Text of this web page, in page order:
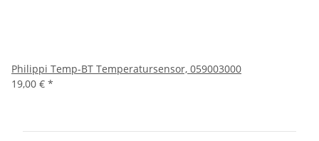
Philippi Temp-BT Temperatursensor, 059003000
19,00 € *